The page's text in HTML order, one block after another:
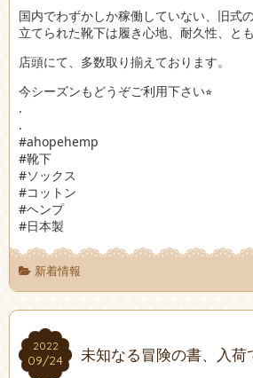
国内でわずかしか稼働していない、旧式
立てられた靴下は履き心地、耐久性、と
店頭にて、多数取り揃えております。
今シーズンもどうぞご利用下さい⭐︎
.
.
#ahopehemp
#靴下
#ソックス
#コットン
#ヘンプ
#日本製
新着情報
2022
09/24
2022
09/24 未知なる冒険の書、入荷